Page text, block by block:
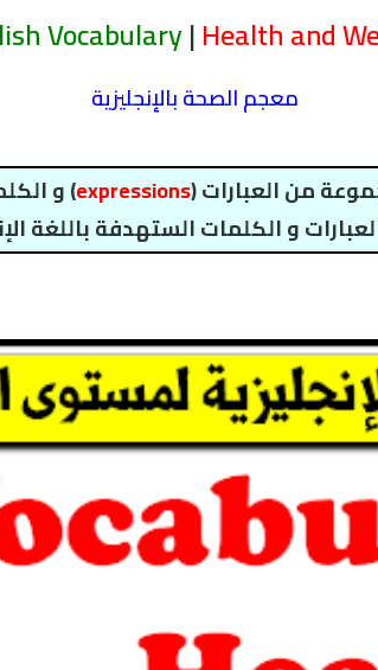
Vocabulary|Health and
معجم الصحة بالإنجليزية
من العبارات (expressions) و
و الكلمات الستهدفة باللغة